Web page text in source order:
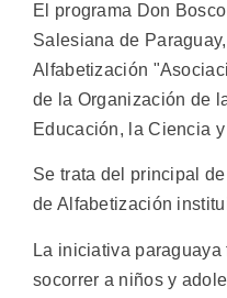
El programa Don
Salesiana de
Alfabetización
de la Organización de
Educación, la Ciencia
Se trata del principal
de Alfabetización
La iniciativa
socorrer a niños y